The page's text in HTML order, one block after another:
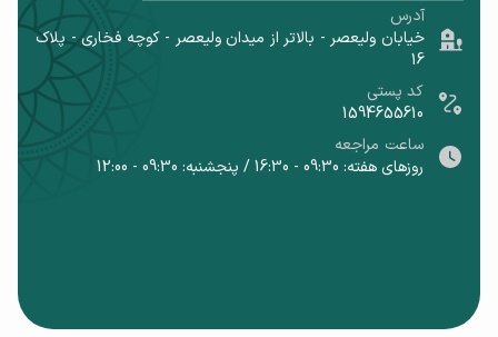
ماندگاری داشته باشد. در جعبه این گوشی آداپتور وجود ندارد که
این یعنی خودتان به صورت جداگانه باید آن را تهیه کنید. Bفول
شارژ شدن این گوشی با یک آداپتور 20 وات، حدود 1 ساعت و 20
magSafe هم پشتیبانی می کند.
تشخیص چهره سه بعدی است که صورت شما را به صورت کامل
آدرس
خیابان ولیعصر - بالاتر از میدان ولیعصر - کوچه فخاری - پلاک
16
کد پستی
1594655610
ساعت مراجعه
روزهای هفته: 09:30 - 16:30 / پنجشنبه: 09:30 - 12:00